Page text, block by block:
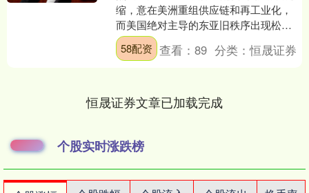
缩，意在美洲重组供应链和再工业化，
而美国绝对主导的东亚旧秩序出现松
动。” 文 /巴九灵（微信公众号：吴晓波
频道） 据CC....
58配资 查看： 89 分类：恒晟证券
恒晟证券文章已加载完成
个股实时涨跌榜